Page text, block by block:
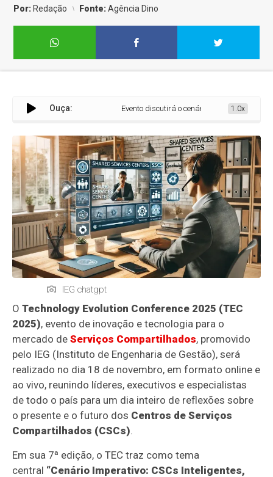
Por: Redação Fonte:Agência Dino
Ouça: Evento discutirá o cenário imperativo para
1.0x
IEG chatgpt
OTechnology Evolution Conference 2025 (TEC
2025), evento de inovação e tecnologia para o
mercado deServiços Compartilhados, promovido
pelo IEG (Instituto de Engenharia de Gestão), será
realizado no dia 18 de novembro, em formato online e
ao vivo, reunindo líderes, executivos e especialistas
de todo o país para um dia inteiro de reflexões sobre
o presente e o futuro dos Centros de Serviços
Compartilhados (CSCs).
Em sua 7ª edição, o TEC traz como tema
central “Cenário Imperativo: CSCs Inteligentes,